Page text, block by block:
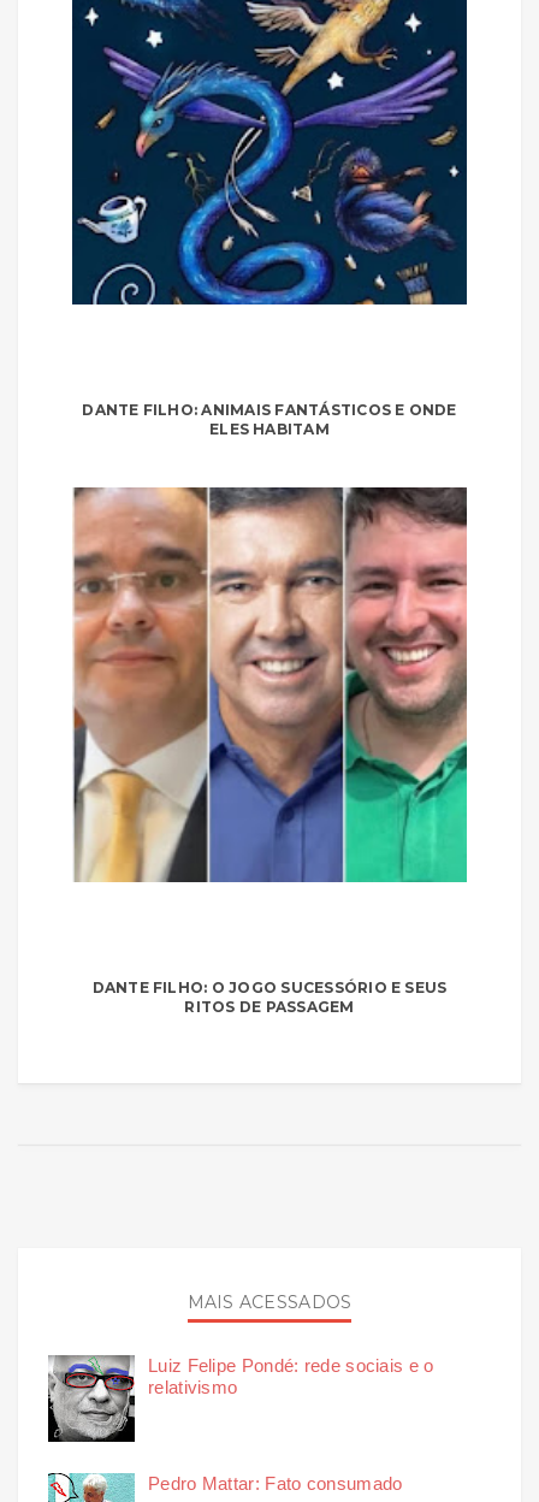
DANTE FILHO: ANIMAIS FANTÁSTICOS E ONDE
ELES HABITAM
DANTE FILHO: O JOGO SUCESSÓRIO E SEUS
RITOS DE PASSAGEM
MAIS ACESSADOS
Luiz Felipe Pondé: rede sociais e o
relativismo
Pedro Mattar: Fato consumado